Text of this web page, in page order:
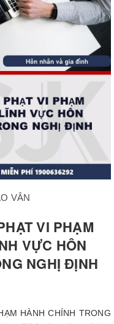
VÂN
VI PHẠM
VỰC HÔN
NGHỊ ĐỊNH